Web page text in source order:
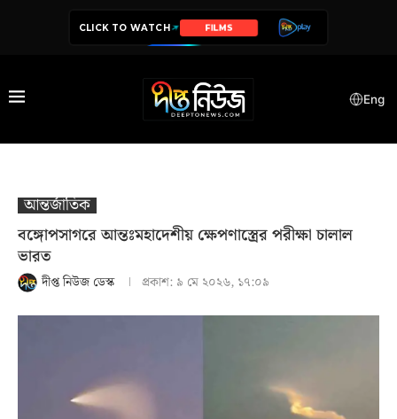
CLICK TO WATCH SERIES
Eng
আন্তর্জাতিক
বঙ্গোপসাগরে আন্তঃমহাদেশীয় ক্ষেপণাস্ত্রের পরীক্ষা চালাল
ভারত
দীপ্ত নিউজ ডেস্ক প্রকাশ: ৯ মে ২০২৬, ১৭:০৯